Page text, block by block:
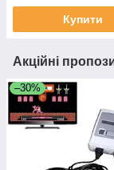
Купити
Акційні
–30%